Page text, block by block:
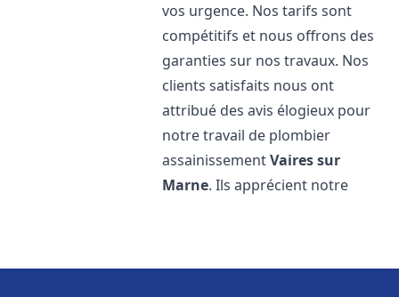
vos urgence. Nos tarifs sont
compétitifs et nous offrons des
garanties sur nos travaux. Nos
clients satisfaits nous ont
attribué des avis élogieux pour
notre travail de plombier
assainissementVaires sur
Marne. Ils apprécient notre